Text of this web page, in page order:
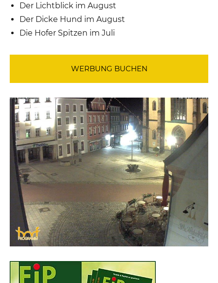
Der Lichtblick im August
Der Dicke Hund im August
Die Hofer Spitzen im Juli
WERBUNG BUCHEN